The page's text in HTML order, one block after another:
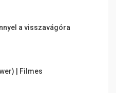
a visszavágóra
| Filmes